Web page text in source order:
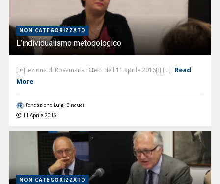
NON CATEGORIZZATO
L’individualismo metodologico
[:it]Lezione di Rosamaria Bitetti dell'11 aprile 2016[:] [...] Read
More
Fondazione Luigi Einaudi
11 Aprile 2016
NON CATEGORIZZATO